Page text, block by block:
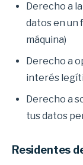
Derecho a
datos en un
máquina)
Derecho a
interés
Derecho a
tus datos
Residentes